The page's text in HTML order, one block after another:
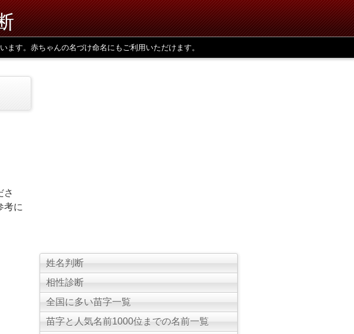
す。赤ちゃんの名づけ命名にもご利用いただけます。
さ
考に
姓名判断
相性診断
全国に多い苗字一覧
苗字と人気名前1000位までの名前一覧